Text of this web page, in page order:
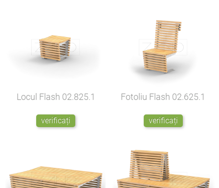
Locul Flash 02.825.1
verificați
Fotoliu Flash 02.625.1
verificați